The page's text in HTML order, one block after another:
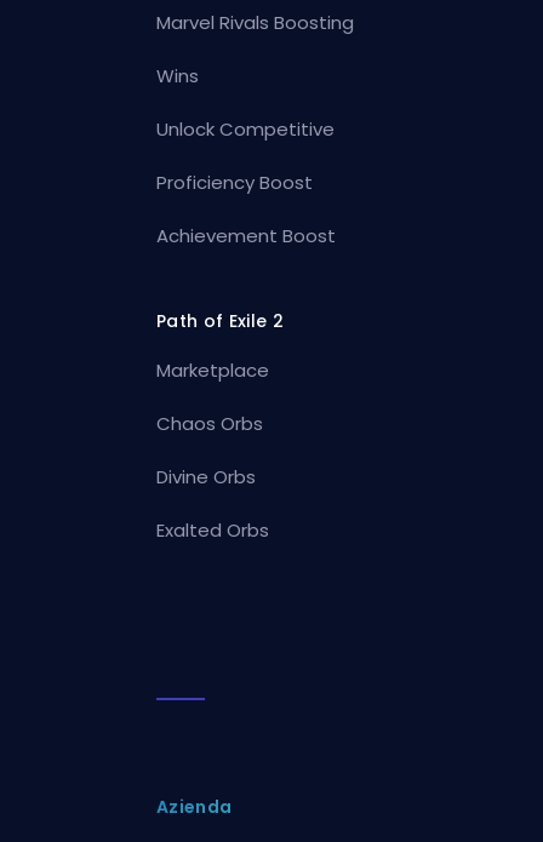
Marvel Rivals Boosting
Wins
Unlock Competitive
Proficiency Boost
Achievement Boost
Path of Exile 2
Marketplace
Chaos Orbs
Divine Orbs
Exalted Orbs
Azienda